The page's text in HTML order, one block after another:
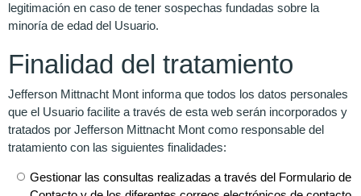
legitimación en caso de tener sospechas fundadas sobre la
minoría de edad del Usuario.
Finalidad del tratamiento
Jefferson Mittnacht Mont informa que todos los datos personales
que el Usuario facilite a través de esta web serán incorporados y
tratados por Jefferson Mittnacht Mont como responsable del
tratamiento con las siguientes finalidades:
Gestionar las consultas realizadas a través del Formulario de